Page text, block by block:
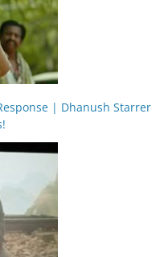
| Dhanush Starrer